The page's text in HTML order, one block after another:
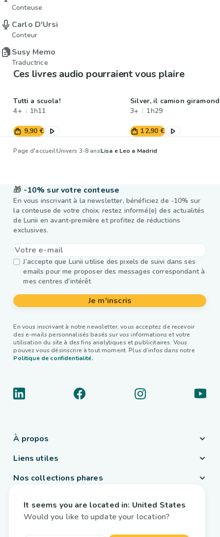
Conteuse
Carlo D'Ursi
Conteur
Susy Memo
Traductrice
Ces livres audio pourraient vous plaire
Tutti a scuola!
4+
1h11
9,90 €
Silver, il camion
3+
1h29
12,90 €
Page d'accueilUnivers 3-8 ansLisa e Leo a Madrid
🎁 -10% sur votre conteuse
En vous inscrivant à la newsletter, bénéficiez de -10% sur
la conteuse de votre choix, restez informé(e) des actualités
de Lunii en avant-première et profitez de réductions
exclusives.
J’accepte que Lunii utilise des pixels de suivi dans ses
emails pour me proposer des messages correspondant à
mes centres d'intérêt
Je m'inscris
En vous inscrivant à notre newsletter, vous acceptez de recevoir
des e-mails personnalisés basés sur vos informations et votre
utilisation du site à des fins analytiques et publicitaires. Vous
pouvez vous désinscrire à tout moment. Plus d’infos dans notre
Politique de confidentialité.
À propos
Liens utiles
Nos collections phares
France / Français
It seems you are located in: United States
Would you like to update your location?